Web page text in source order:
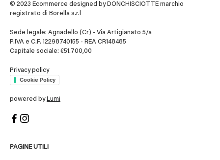
© 2023 Ecommerce designed by DONCHISCIOTTE marchio
registrato di Borella s.r.l
Sede legale: Agnadello (Cr) - Via Artigianato 5/a
P.IVA e C.F. 12298740155 - REA CR148485
Capitale sociale: €51.700,00
Privacy policy
Cookie Policy
powered by Lumi
PAGINE UTILI